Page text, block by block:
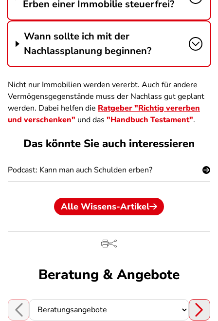
Erben einer Immobilie steuerfrei?
Wann sollte ich mit der
Nachlassplanung beginnen?
Nicht nur Immobilien werden vererbt. Auch für andere
Vermögensgegenstände muss der Nachlass gut geplant
werden. Dabei helfen die Ratgeber "Richtig vererben
und verschenken" und das "Handbuch Testament".
Das könnte Sie auch interessieren
Podcast: Kann man auch Schulden erben?
Alle Wissens-Artikel
Beratung & Angebote
Choose a section